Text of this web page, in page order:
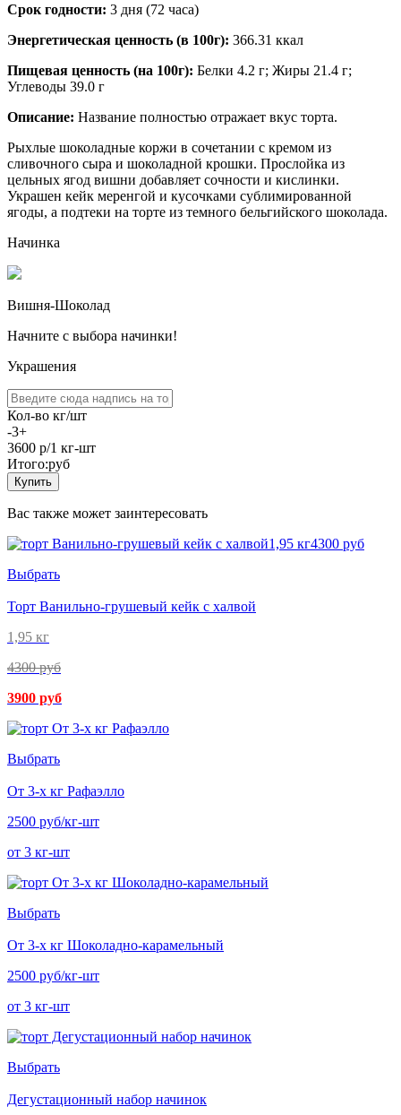
Срок годности: 3 дня (72 часа)
Энергетическая ценность (в 100г): 366.31 ккал
Пищевая ценность (на 100г): Белки 4.2 г; Жиры 21.4 г;
Углеводы 39.0 г
Описание: Название полностью отражает вкус торта.
Рыхлые шоколадные коржи в сочетании с кремом из
сливочного сыра и шоколадной крошки. Прослойка из
цельных ягод вишни добавляет сочности и кислинки.
Украшен кейк меренгой и кусочками сублимированной
ягоды, а подтеки на торте из темного бельгийского шоколада.
Начинка
Вишня-Шоколад
Начните с выбора начинки!
Украшения
Кол-во кг/шт
-3+
3600 р/1 кг-шт
Итого:руб
Купить
Вас также может заинтересовать
Выбрать
Торт Ванильно-грушевый кейк с халвой
1,95 кг
4300 руб
3900 руб
Выбрать
От 3-х кг Рафаэлло
2500 руб/кг-шт
от 3 кг-шт
Выбрать
От 3-х кг Шоколадно-карамельный
2500 руб/кг-шт
от 3 кг-шт
Выбрать
Дегустационный набор начинок